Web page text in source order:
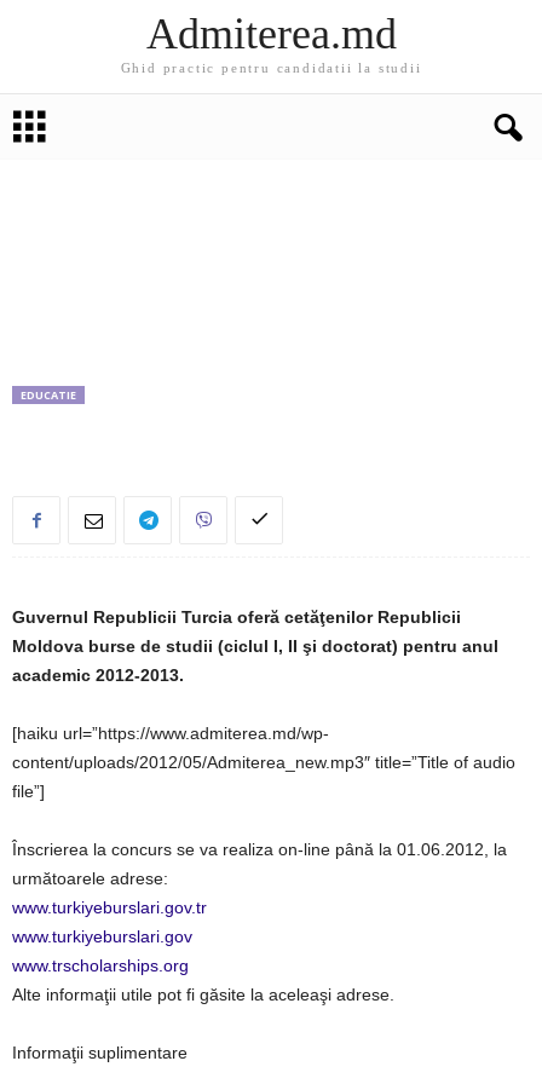
Admiterea.md
Ghid practic pentru candidatii la studii
EDUCATIE
Guvernul Republicii Turcia oferă cetăţenilor Republicii
Moldova burse de studii (ciclul I, II şi doctorat) pentru anul
academic 2012-2013.
[haiku url=”https://www.admiterea.md/wp-
content/uploads/2012/05/Admiterea_new.mp3″ title=”Title of audio
file”]
Înscrierea la concurs se va realiza on-line până la 01.06.2012, la
următoarele adrese:
www.turkiyeburslari.gov.tr
www.turkiyeburslari.gov
www.trscholarships.org
Alte informaţii utile pot fi găsite la aceleaşi adrese.
Informaţii suplimentare